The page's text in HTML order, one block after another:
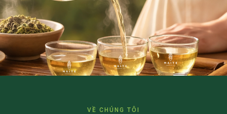
VỀ CHÚNG TÔI